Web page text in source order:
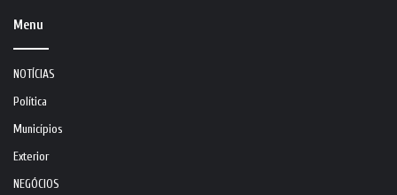
Menu
NOTÍCIAS
Política
Municípios
Exterior
NEGÓCIOS